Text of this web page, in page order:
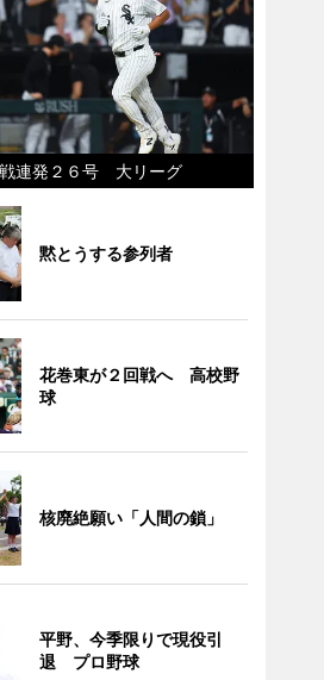
連発２６号 大リーグ
黙とうする参列者
花巻東が２回戦へ 高校野
球
核廃絶願い「人間の鎖」
平野、今季限りで現役引
退 プロ野球